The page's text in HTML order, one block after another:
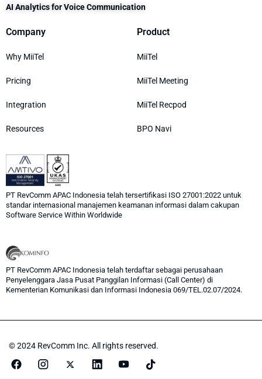
AI Analytics for Voice Communication
Company
Why MiiTel
Pricing
Integration
Resources
Product
MiiTel
MiiTel Meeting
MiiTel Recpod
BPO Navi
PT RevComm APAC Indonesia telah tersertifikasi ISO 27001:2022 untuk
standar internasional manajemen keamanan informasi dalam cakupan
Software Service Within Worldwide
PT RevComm APAC Indonesia telah terdaftar sebagai perusahaan
Penyelenggara Jasa Pusat Panggilan Informasi (Call Center) di
Kementerian Komunikasi dan Informasi Indonesia 069/TEL.02.07/2024.
© 2024 RevComm Inc. All rights reserved.